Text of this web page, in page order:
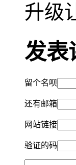
升级
发表
留个名呗
还有邮箱
网站链接
验证的码